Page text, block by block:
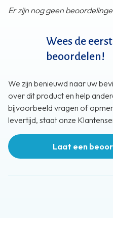
Er zijn nog geen
Wees de
beoordelen!
We zijn benieuwd naar uw
over dit product en help
bijvoorbeeld vragen of
levertijd, staat onze
Laat een